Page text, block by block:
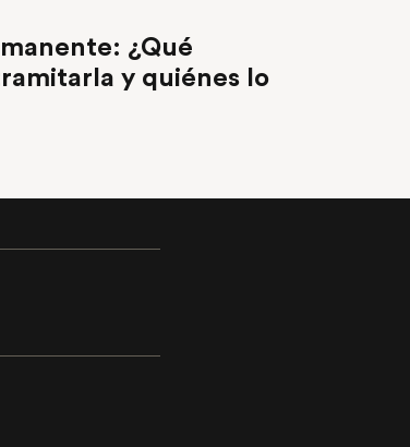
¿Qué
y quiénes lo